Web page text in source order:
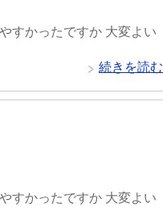
すかったですか 大変よい
続きを読む
すかったですか 大変よい